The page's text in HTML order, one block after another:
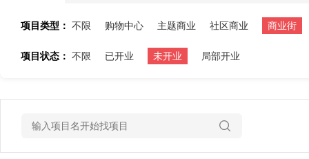
项目类型： 不限 购物中心 主题商业 社区商业 商业街
项目状态： 不限 已开业 未开业 局部开业